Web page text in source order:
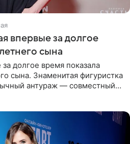
впервые за долгое
сына
долгое время показала
сына. Знаменитая фигуристка
антураж — совместный